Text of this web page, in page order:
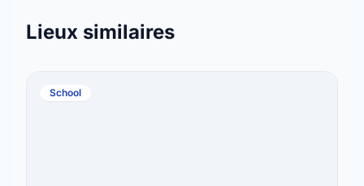
Lieux similaires
School